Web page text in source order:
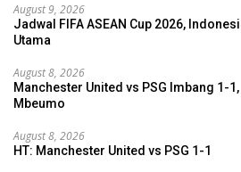
August 9, 2026
Jadwal FIFA ASEAN Cup 2026,
Utama
August 8, 2026
Manchester United vs PSG Imbang 1-
Mbeumo
August 8, 2026
HT: Manchester United vs PSG 1-1